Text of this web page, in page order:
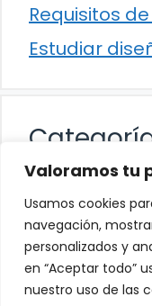
Valoramos tu
Usamos cookies
navegación,
personalizados y
en “Aceptar todo”
nuestro uso de las
Requisitos
Estudiar
Cultura
Educación
Eventos
Trabajo